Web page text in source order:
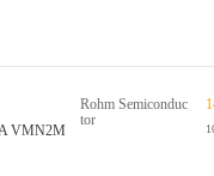
VMN2M
Rohm Semiconduc
tor